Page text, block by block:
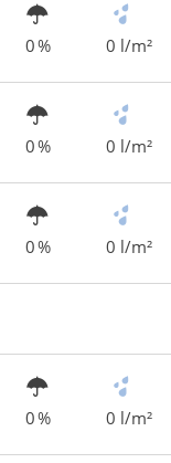
0 % 0 l/m²
0 % 0 l/m²
0 % 0 l/m²
0 % 0 l/m²